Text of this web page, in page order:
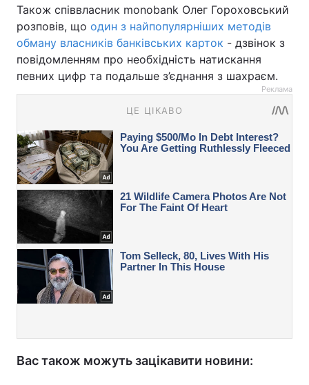
Також співвласник monobank Олег Гороховський
розповів, що один з найпопулярніших методів
обману власників банківських карток - дзвінок з
повідомленням про необхідність натискання
певних цифр та подальше з’єднання з шахраєм.
Реклама
Вас також можуть зацікавити новини: